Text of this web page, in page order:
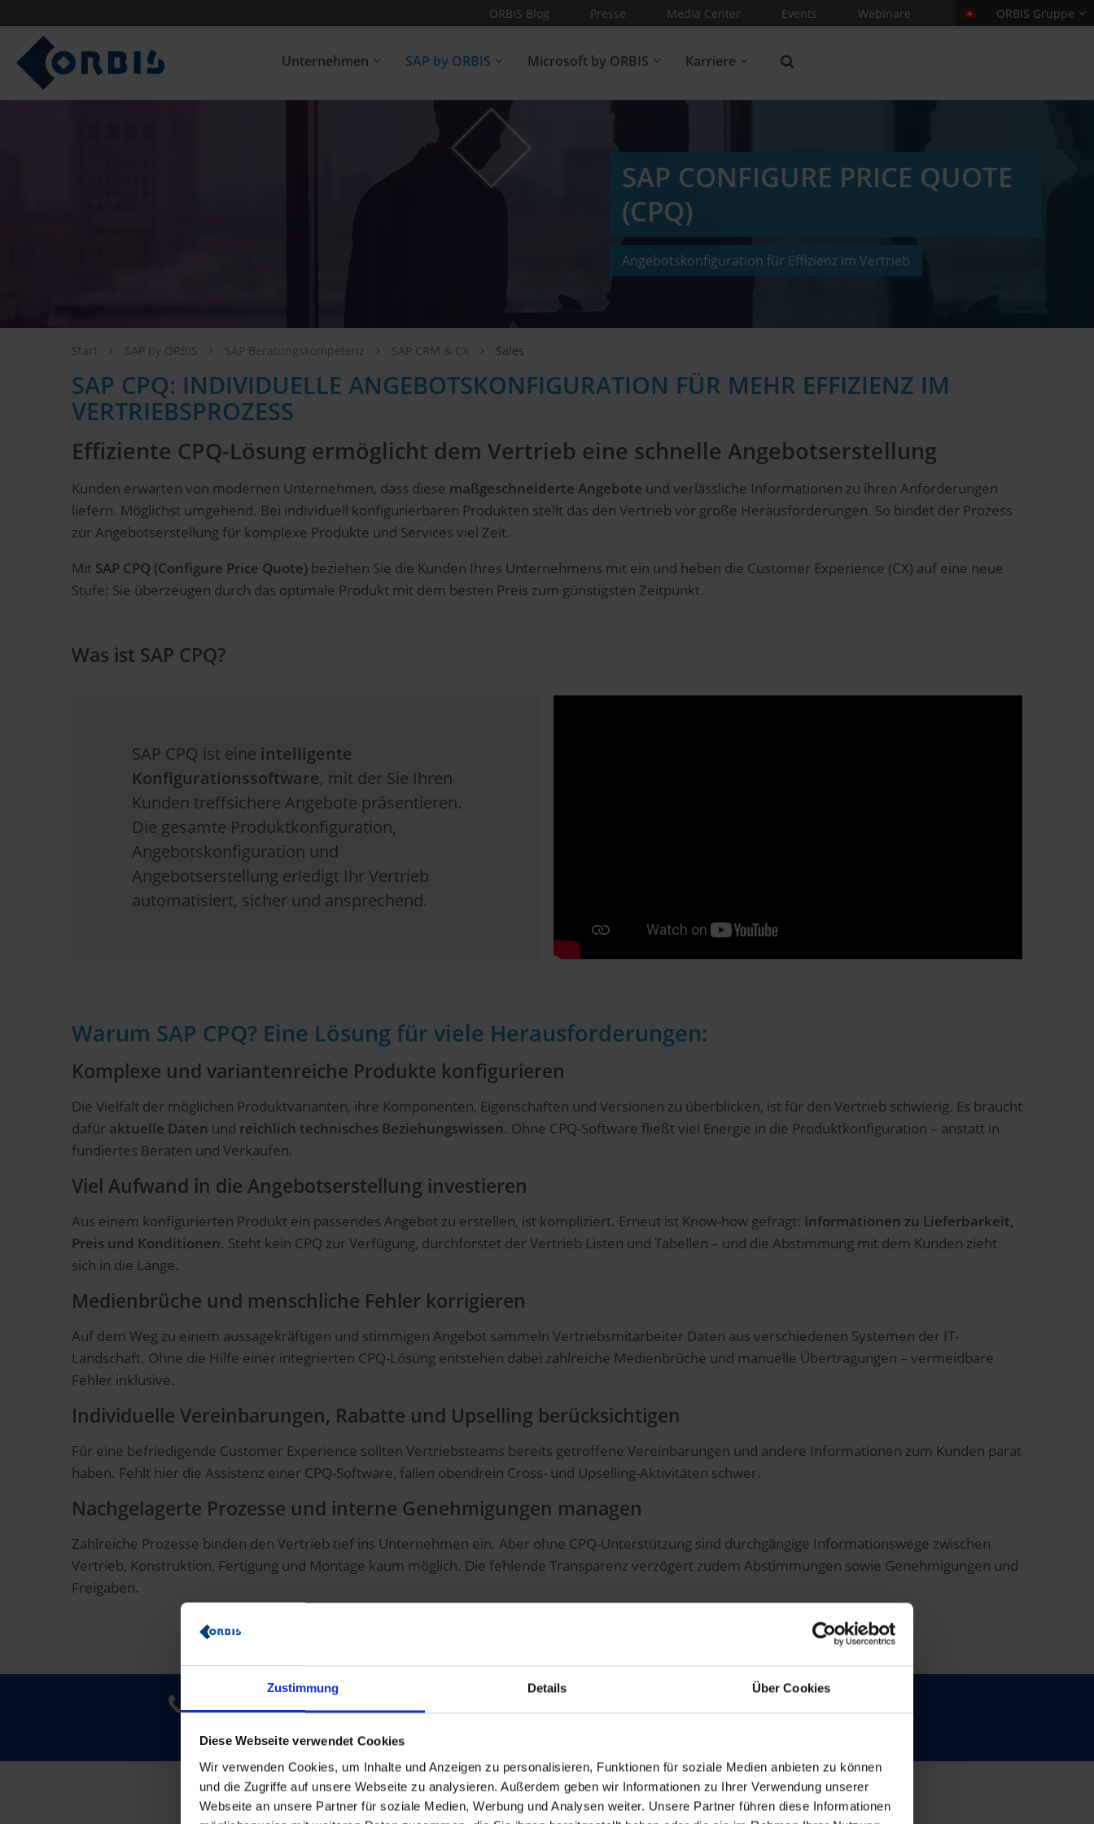
Zustimmung Details Über Cookies
Diese Webseite verwendet Cookies
Wir verwenden Cookies, um Inhalte und Anzeigen zu personalisieren, Funktionen für soziale Medien anbieten zu können
und die Zugriffe auf unsere Webseite zu analysieren. Außerdem geben wir Informationen zu Ihrer Verwendung unserer
Webseite an unsere Partner für soziale Medien, Werbung und Analysen weiter. Unsere Partner führen diese Informationen
ORBIS Blog Presse Media Center Events Webinare ORBIS Gruppe
Unternehmen SAP by ORBIS Microsoft by ORBIS Karriere
SAP CONFIGURE PRICE QUOTE
(CPQ)
Angebotskonfiguration für Effizienz im Vertrieb
Start SAP by ORBIS SAP Beratungskompetenz SAP CRM & CX Sales
SAP CPQ: INDIVIDUELLE ANGEBOTSKONFIGURATION FÜR MEHR EFFIZIENZ IM
VERTRIEBSPROZESS
Effiziente CPQ-Lösung ermöglicht dem Vertrieb eine schnelle Angebotserstellung
Kunden erwarten von modernen Unternehmen, dass diese maßgeschneiderte Angebote und verlässliche Informationen zu ihren Anforderungen
liefern. Möglichst umgehend. Bei individuell konfigurierbaren Produkten stellt das den Vertrieb vor große Herausforderungen. So bindet der Prozess
zur Angebotserstellung für komplexe Produkte und Services viel Zeit.
Mit SAP CPQ (Configure Price Quote) beziehen Sie die Kunden Ihres Unternehmens mit ein und heben die Customer Experience (CX) auf eine neue
Stufe: Sie überzeugen durch das optimale Produkt mit dem besten Preis zum günstigsten Zeitpunkt.
Was ist SAP CPQ?
SAP CPQ ist eine intelligente
Konfigurationssoftware, mit der Sie Ihren
Kunden treffsichere Angebote präsentieren.
Die gesamte Produktkonfiguration,
Angebotskonfiguration und
Angebotserstellung erledigt Ihr Vertrieb
automatisiert, sicher und ansprechend.
Warum SAP CPQ? Eine Lösung für viele Herausforderungen:
Komplexe und variantenreiche Produkte konfigurieren
Die Vielfalt der möglichen Produktvarianten, ihre Komponenten, Eigenschaften und Versionen zu überblicken, ist für den Vertrieb schwierig. Es braucht
dafür aktuelle Daten und reichlich technisches Beziehungswissen. Ohne CPQ-Software fließt viel Energie in die Produktkonfiguration – anstatt in
fundiertes Beraten und Verkaufen.
Viel Aufwand in die Angebotserstellung investieren
Aus einem konfigurierten Produkt ein passendes Angebot zu erstellen, ist kompliziert. Erneut ist Know-how gefragt: Informationen zu Lieferbarkeit,
Preis und Konditionen. Steht kein CPQ zur Verfügung, durchforstet der Vertrieb Listen und Tabellen – und die Abstimmung mit dem Kunden zieht
sich in die Länge.
Medienbrüche und menschliche Fehler korrigieren
Auf dem Weg zu einem aussagekräftigen und stimmigen Angebot sammeln Vertriebsmitarbeiter Daten aus verschiedenen Systemen der IT-
Landschaft. Ohne die Hilfe einer integrierten CPQ-Lösung entstehen dabei zahlreiche Medienbrüche und manuelle Übertragungen – vermeidbare
Fehler inklusive.
Individuelle Vereinbarungen, Rabatte und Upselling berücksichtigen
Für eine befriedigende Customer Experience sollten Vertriebsteams bereits getroffene Vereinbarungen und andere Informationen zum Kunden parat
haben. Fehlt hier die Assistenz einer CPQ-Software, fallen obendrein Cross- und Upselling-Aktivitäten schwer.
Nachgelagerte Prozesse und interne Genehmigungen managen
Zahlreiche Prozesse binden den Vertrieb tief ins Unternehmen ein. Aber ohne CPQ-Unterstützung sind durchgängige Informationswege zwischen
Vertrieb, Konstruktion, Fertigung und Montage kaum möglich. Die fehlende Transparenz verzögert zudem Abstimmungen sowie Genehmigungen und
Freigaben.
Sie möchten mehr darüber wissen, wie Sie Ihren Angebotsprozess optimieren?